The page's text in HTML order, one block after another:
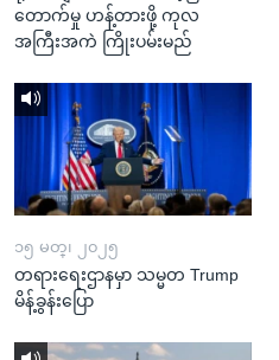
တောက်မှု ဟန့်တားဖို့ ကုလ
အကြီးအကဲ ကြိုးပမ်းမည်
၁၅ မတ္၊ ၂၀၂၅
တရားရေးဌာနမှာ သမ္မတ Trump
မိန့်ခွန်းပြော